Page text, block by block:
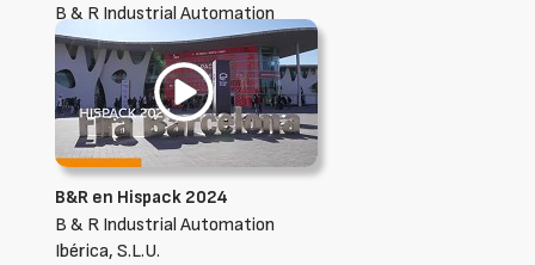
B & R Industrial Automation
Ibérica, S.L.U.
B&R en Hispack 2024
B & R Industrial Automation
Ibérica, S.L.U.